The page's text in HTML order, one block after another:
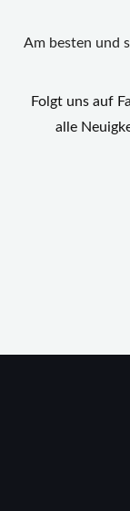
Am besten und
Folgt uns auf
alle